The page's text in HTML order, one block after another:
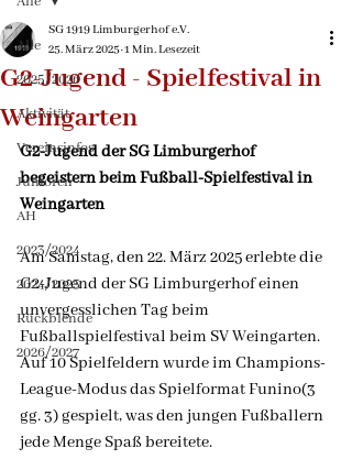
Alle
2025/2026
Aktivität
Vereinsinfos
Junioren
AH
2023/2024
2024/2025
Rückblende
2026/2027
G2-Jugend - Spielfestival in
Weingarten
SG 1919 Limburgerhof e.V.
25. März 2025 1 Min. Lesezeit
G2-Jugend der SG Limburgerhof
begeistern beim Fußball-Spielfestival in
Weingarten
Am Samstag, den 22. März 2025 erlebte die
G2-Jugend der SG Limburgerhof einen
unvergesslichen Tag beim
Fußballspielfestival beim SV Weingarten.
Auf 10 Spielfeldern wurde im Champions-
League-Modus das Spielformat Funino(3
gg. 3) gespielt, was den jungen Fußballern
jede Menge Spaß bereitete.